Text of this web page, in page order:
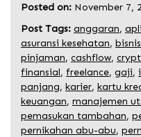
Posted on: November 7,
Post Tags: anggaran,
asuransi kesehatan,
pinjaman, cashflow,
finansial, freelance, gaji,
panjang, karier, kartu
keuangan, manajemen
pemasukan tambahan,
pernikahan abu-abu,